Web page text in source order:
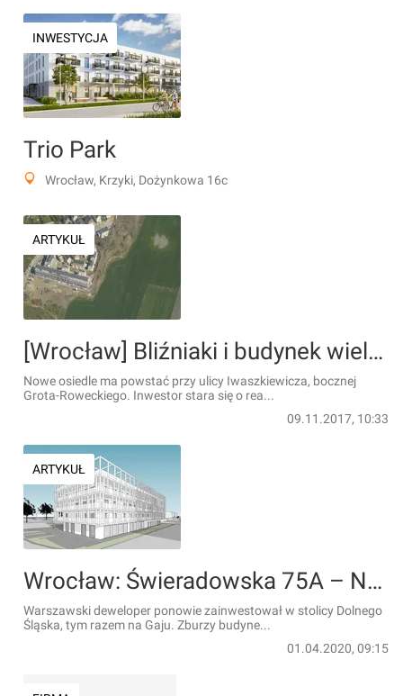
INWESTYCJA
Trio Park
Wrocław, Krzyki, Dożynkowa 16c
ARTYKUŁ
[Wrocław] Bliźniaki i budynek wielorodzinny – to powstanie na Wojszycach
Nowe osiedle ma powstać przy ulicy Iwaszkiewicza, bocznej
Grota-Roweckiego. Inwestor stara się o rea...
09.11.2017, 10:33
ARTYKUŁ
Wrocław: Świeradowska 75A – Nacarat zbuduje mieszkania przy Wzgórzu Gajowym [WIZUALIZACJE]
Warszawski deweloper ponowie zainwestował w stolicy Dolnego
Śląska, tym razem na Gaju. Zburzy budyne...
01.04.2020, 09:15